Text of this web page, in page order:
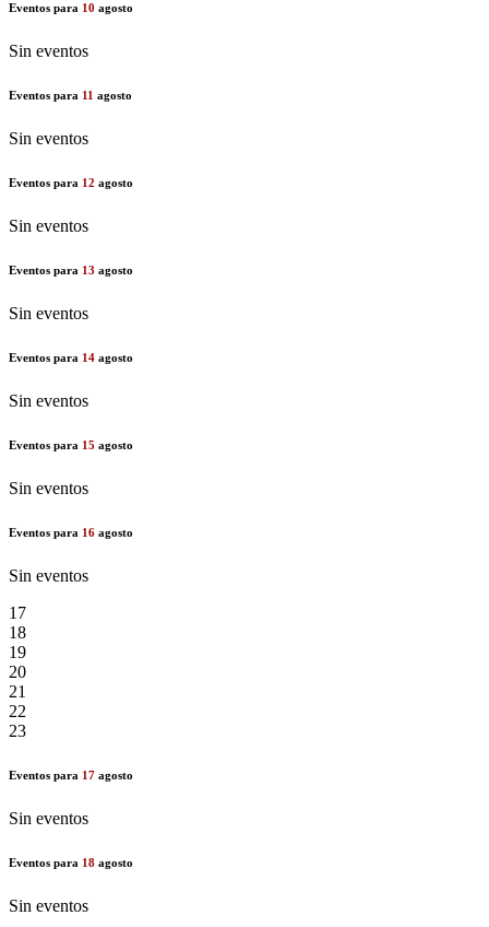
Eventos para 10 agosto
Sin eventos
Eventos para 11 agosto
Sin eventos
Eventos para 12 agosto
Sin eventos
Eventos para 13 agosto
Sin eventos
Eventos para 14 agosto
Sin eventos
Eventos para 15 agosto
Sin eventos
Eventos para 16 agosto
Sin eventos
17
18
19
20
21
22
23
Eventos para 17 agosto
Sin eventos
Eventos para 18 agosto
Sin eventos